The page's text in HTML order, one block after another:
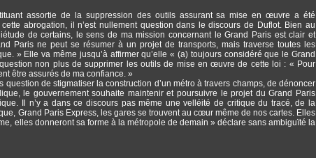
assortie de la suppression des outils assurant sa mise en œuvre a été
abrogation, il n’est nullement question dans le discours de Duflot. Bien au
de certains, le sens de ma mission concernant le Grand Paris est clair et
Paris ne peut se résumer à un projet de transports, mais traverse toutes les
» Elle va même jusqu’à affirmer qu’elle « (a) toujours considéré que le Grand
non plus de supprimer les outils de mise en œuvre de cette loi : « Pour
être assurés de ma confiance. »
de stigmatiser la construction d’un métro à travers champs, de dénoncer
le gouvernement souhaite maintenir et poursuivre le projet du Grand Paris
Il n’y a dans ce discours pas même une velléité de critique du tracé, de la
Grand Paris Express, les gares se trouvent au cœur même de nos cartes. Elles
elles donneront sa forme à la métropole de demain » déclare sans ambiguïté la